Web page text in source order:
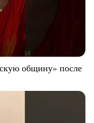
общину» после